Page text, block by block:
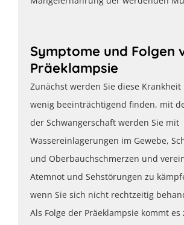
Symptome und Folgen
Präeklampsie
Zunächst werden Sie diese Krankheit
wenig beeinträchtigend finden, mit
der Schwangerschaft werden Sie mit
Wassereinlagerungen im Gewebe,
und Oberbauchschmerzen und
Atemnot und Sehstörungen zu
wenn Sie sich nicht rechtzeitig
Als Folge der Präeklampsie kommt es